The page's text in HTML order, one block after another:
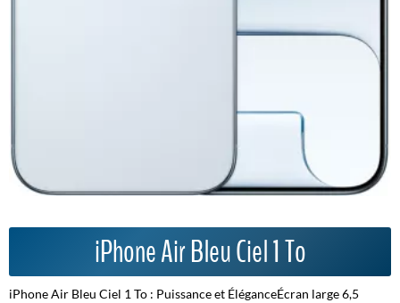
iPhone Air Bleu Ciel 1 To
iPhone Air Bleu Ciel 1 To : Puissance et ÉléganceÉcran large 6,5